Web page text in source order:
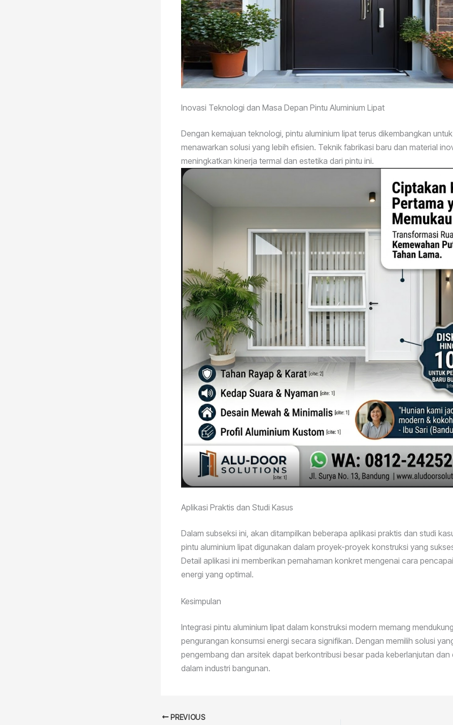
Inovasi Teknologi dan Masa Depan Pintu Aluminium Lipat
Dengan kemajuan teknologi, pintu aluminium lipat terus dikembangkan untuk
menawarkan solusi yang lebih efisien. Teknik fabrikasi baru dan material
meningkatkan kinerja termal dan estetika dari pintu ini.
Aplikasi Praktis dan Studi Kasus
Dalam subseksi ini, akan ditampilkan beberapa aplikasi praktis dan studi
pintu aluminium lipat digunakan dalam proyek-proyek konstruksi yang
Detail aplikasi ini memberikan pemahaman konkret mengenai cara
energi yang optimal.
Kesimpulan
Integrasi pintu aluminium lipat dalam konstruksi modern memang
pengurangan konsumsi energi secara signifikan. Dengan memilih solusi
pengembang dan arsitek dapat berkontribusi besar pada keberlanjutan dan
dalam industri bangunan.
PREVIOUS